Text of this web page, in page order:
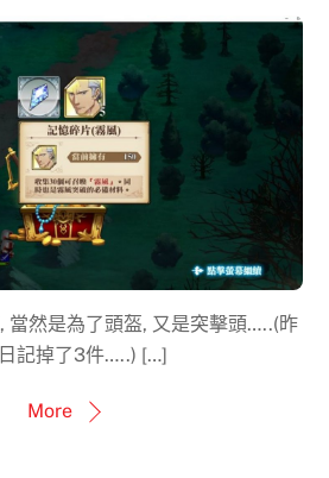
當然是為了頭盔, 又是突擊頭…..(昨
記掉了3件…..) […]
More